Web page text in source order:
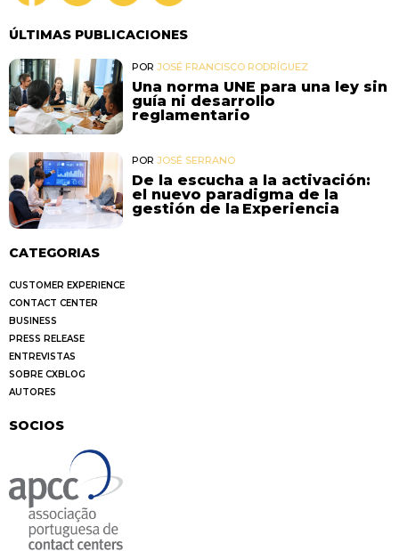
ÚLTIMAS PUBLICACIONES
POR JOSÉ FRANCISCO RODRÍGUEZ
Una norma UNE para una ley sin
guía ni desarrollo
reglamentario
POR JOSÉ SERRANO
De la escucha a la activación:
el nuevo paradigma de la
gestión de la Experiencia
CATEGORIAS
CUSTOMER EXPERIENCE
CONTACT CENTER
BUSINESS
PRESS RELEASE
ENTREVISTAS
SOBRE CXBLOG
AUTORES
SOCIOS